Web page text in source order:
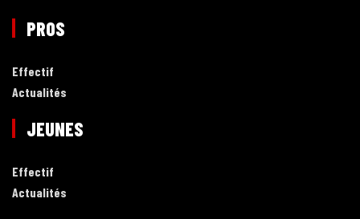
PROS
Effectif
Actualités
JEUNES
Effectif
Actualités